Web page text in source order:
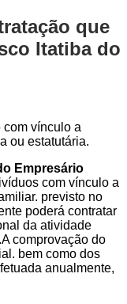
que
Itatiba do
com vínculo a
ou estatutária.
Empresário
com vínculo a
previsto no
poderá contratar
da atividade
comprovação do
bem como dos
anualmente,